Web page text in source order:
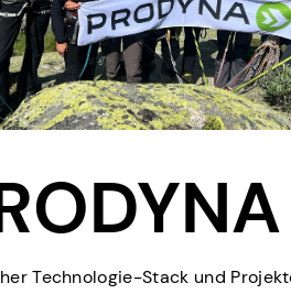
Technologie-Stack und